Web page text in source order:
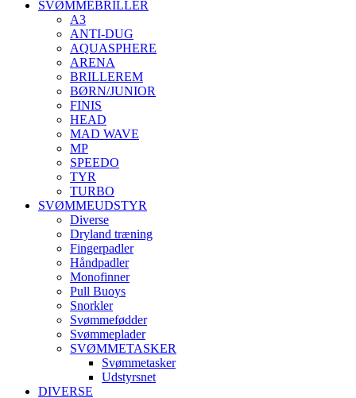
SVØMMEBRILLER
A3
ANTI-DUG
AQUASPHERE
ARENA
BRILLEREM
BØRN/JUNIOR
FINIS
HEAD
MAD WAVE
MP
SPEEDO
TYR
TURBO
SVØMMEUDSTYR
Diverse
Dryland træning
Fingerpadler
Håndpadler
Monofinner
Pull Buoys
Snorkler
Svømmefødder
Svømmeplader
SVØMMETASKER
Svømmetasker
Udstyrsnet
DIVERSE